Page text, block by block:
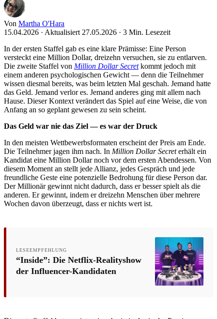
Von Martha O'Hara
15.04.2026 · Aktualisiert 27.05.2026 · 3 Min. Lesezeit
In der ersten Staffel gab es eine klare Prämisse: Eine Person
versteckt eine Million Dollar, dreizehn versuchen, sie zu entlarven.
Die zweite Staffel von Million Dollar Secretkommt jedoch mit
einem anderen psychologischen Gewicht — denn die Teilnehmer
wissen diesmal bereits, was beim letzten Mal geschah. Jemand hatte
das Geld. Jemand verlor es. Jemand anderes ging mit allem nach
Hause. Dieser Kontext verändert das Spiel auf eine Weise, die von
Anfang an so geplant gewesen zu sein scheint.
Das Geld war nie das Ziel — es war der Druck
In den meisten Wettbewerbsformaten erscheint der Preis am Ende.
Die Teilnehmer jagen ihm nach. In Million Dollar Secreterhält ein
Kandidat eine Million Dollar noch vor dem ersten Abendessen. Von
diesem Moment an stellt jede Allianz, jedes Gespräch und jede
freundliche Geste eine potenzielle Bedrohung für diese Person dar.
Der Millionär gewinnt nicht dadurch, dass er besser spielt als die
anderen. Er gewinnt, indem er dreizehn Menschen über mehrere
Wochen davon überzeugt, dass er nichts wert ist.
LESEEMPFEHLUNG
“Inside”: Die Netflix-Realityshow
der Influencer-Kandidaten